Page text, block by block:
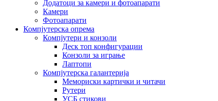
Додатоци за камери и фотоапарати
Камери
Фотоапарати
Компјутерска опрема
Компјутери и конзоли
Деск топ конфигурации
Конзоли за играње
Лаптопи
Компјутерска галантерија
Мемориски картички и читачи
Рутери
УСБ стикови